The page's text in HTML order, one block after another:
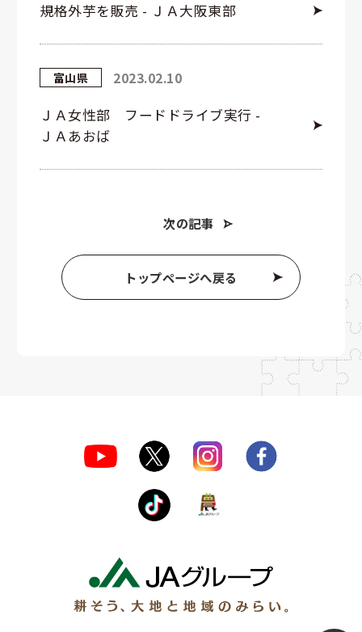
規格外芋を販売 - ＪＡ大阪東部
富山県 2023.02.10
ＪＡ女性部 フードドライブ実行 -
ＪＡあおば
次の記事
トップページへ戻る